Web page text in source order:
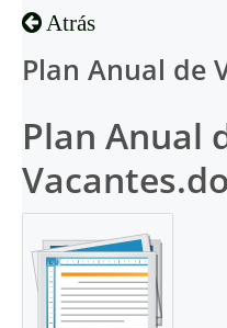
Atrás
Plan Anual de
Plan Anual